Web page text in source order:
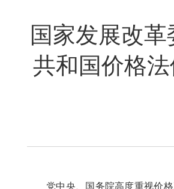
国家发展改
共和国价格
党中央、国务院高度重视价